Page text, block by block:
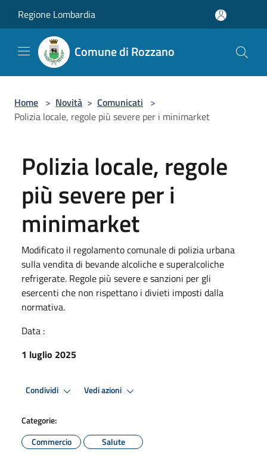
Regione Lombardia
Comune di Rozzano
Home > Novità > Comunicati >
Polizia locale, regole più severe per i minimarket
Polizia locale, regole
più severe per i
minimarket
Modificato il regolamento comunale di polizia urbana
sulla vendita di bevande alcoliche e superalcoliche
refrigerate. Regole più severe e sanzioni per gli
esercenti che non rispettano i divieti imposti dalla
normativa.
Data :
1 luglio 2025
Condividi Vedi azioni
Categorie:
Commercio
Salute